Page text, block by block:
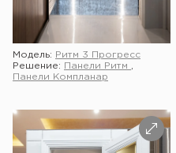
Модель:
Ритм 3 Прогресс
Решение:
Панели Ритм
Панели Компланар